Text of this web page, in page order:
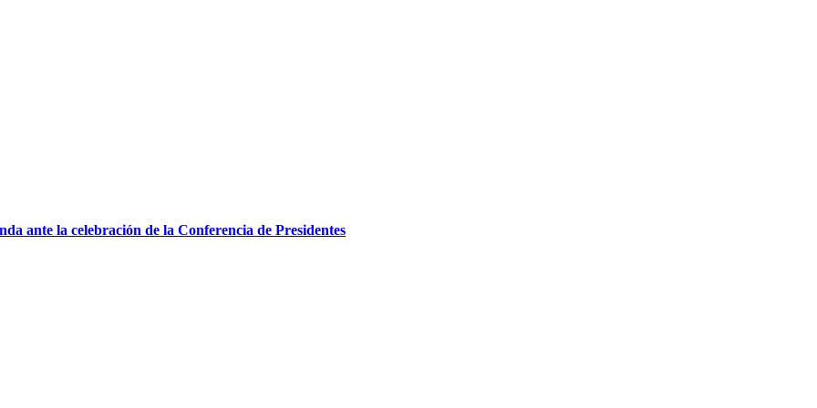
ante la celebración de la Conferencia de Presidentes